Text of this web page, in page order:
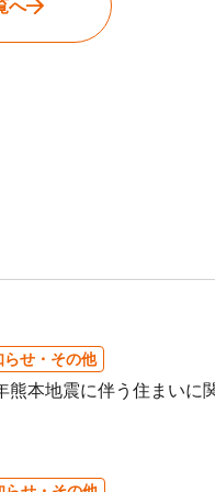
へ
らせ・その他
本地震に伴う住まいに